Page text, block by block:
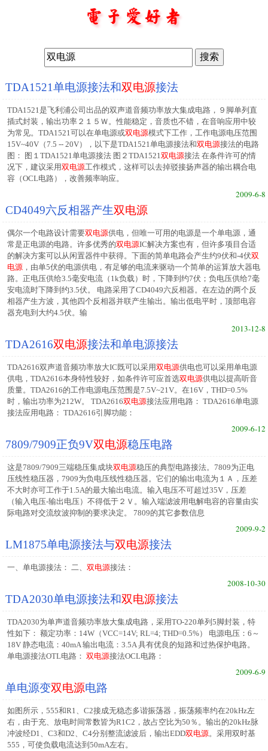
TDA1521单电源接法和双电源接法
TDA1521是飞利浦公司出品的双声道音频功率放大集成电路，９脚单列直
插式封装，输出功率２１５Ｗ。性能稳定，音质也不错，在音响应用中较
为常见。TDA1521可以在单电源或双电源模式下工作，工作电源电压范围
15V~40V（7.5 -- 20V），以下是TDA1521单电源接法和双电源接法的电路
图： 图１TDA1521单电源接法 图２TDA1521双电源接法 在条件许可的情
况下，建议采用双电源工作模式，这样可以去掉驳接扬声器的输出耦合电
容（OCL电路），改善频率响应。
2009-6-8
CD4049六反相器产生双电源
偶尔一个电路设计需要双电源供电，但唯一可用的电源是一个单电源，通
常是正电源的电路。许多优秀的双电源IC解决方案也有，但许多项目合适
的解决方案可以从闲置器件中获得。下面的简单电路会产生约9伏和-4伏双
电源 ，由单5伏的电源供电，有足够的电流来驱动一个简单的运算放大器电
路。正电压供给3.5毫安电流（1k负载）时，下降到约7伏；负电压供给7毫
安电流时下降到约3.5伏。 电路采用了CD4049六反相器。在左边的两个反
相器产生方波，其他四个反相器并联产生输出。输出低电平时，顶部电容
器充电到大约4.5伏。输
2013-12-8
TDA2616双电源接法和单电源接法
TDA2616双声道音频功率放大IC既可以采用双电源供电也可以采用单电源
供电，TDA2616本身特性较好，如条件许可应首选双电源供电以提高听音
质量。TDA2616的工作电源电压范围是7.5V~21V。在16V，THD=0.5%
时，输出功率为212W。 TDA2616双电源接法应用电路： TDA2616单电源
接法应用电路： TDA2616引脚功能：
2009-6-12
7809/7909正负9V双电源稳压电路
这是7809/7909三端稳压集成块双电源稳压的典型电路接法。7809为正电
压线性稳压器，7909为负电压线性稳压器。它们的输出电流为１Ａ，压差
不大时亦可工作于1.5A的最大输出电流。输入电压不可超过35V，压差
（输入电压-输出电压）不得低于２Ｖ。输入端滤波用电解电容的容量由实
际电路对交流纹波抑制的要求决定。 7809的其它参数信息
2009-9-2
LM1875单电源接法与双电源接法
一、单电源接法： 二、双电源接法：
2008-10-30
TDA2030单电源接法和双电源接法
TDA2030为单声道音频功率放大集成电路，采用TO-220单列5脚封装，特
性如下： 额定功率：14W（VCC=14V; RL=4; THD=0.5%） 电源电压：6～
18V 静态电流：40mA 输出电流：3.5A 具有优良的短路和过热保护电路。
单电源接法OTL电路：双电源接法OCL电路：
2009-6-9
单电源变双电源电路
如图所示，555和R1、C2接成无稳态多谐振荡器，振荡频率约在20kHz左
右，由于充、放电时间常数皆为R1C2，故占空比为50％。输出的20kHz脉
冲波经D1、C3和D2、C4分别整流滤波后，输出EDD双电源。采用双时基
555，可使负载电流达到50mA左右。